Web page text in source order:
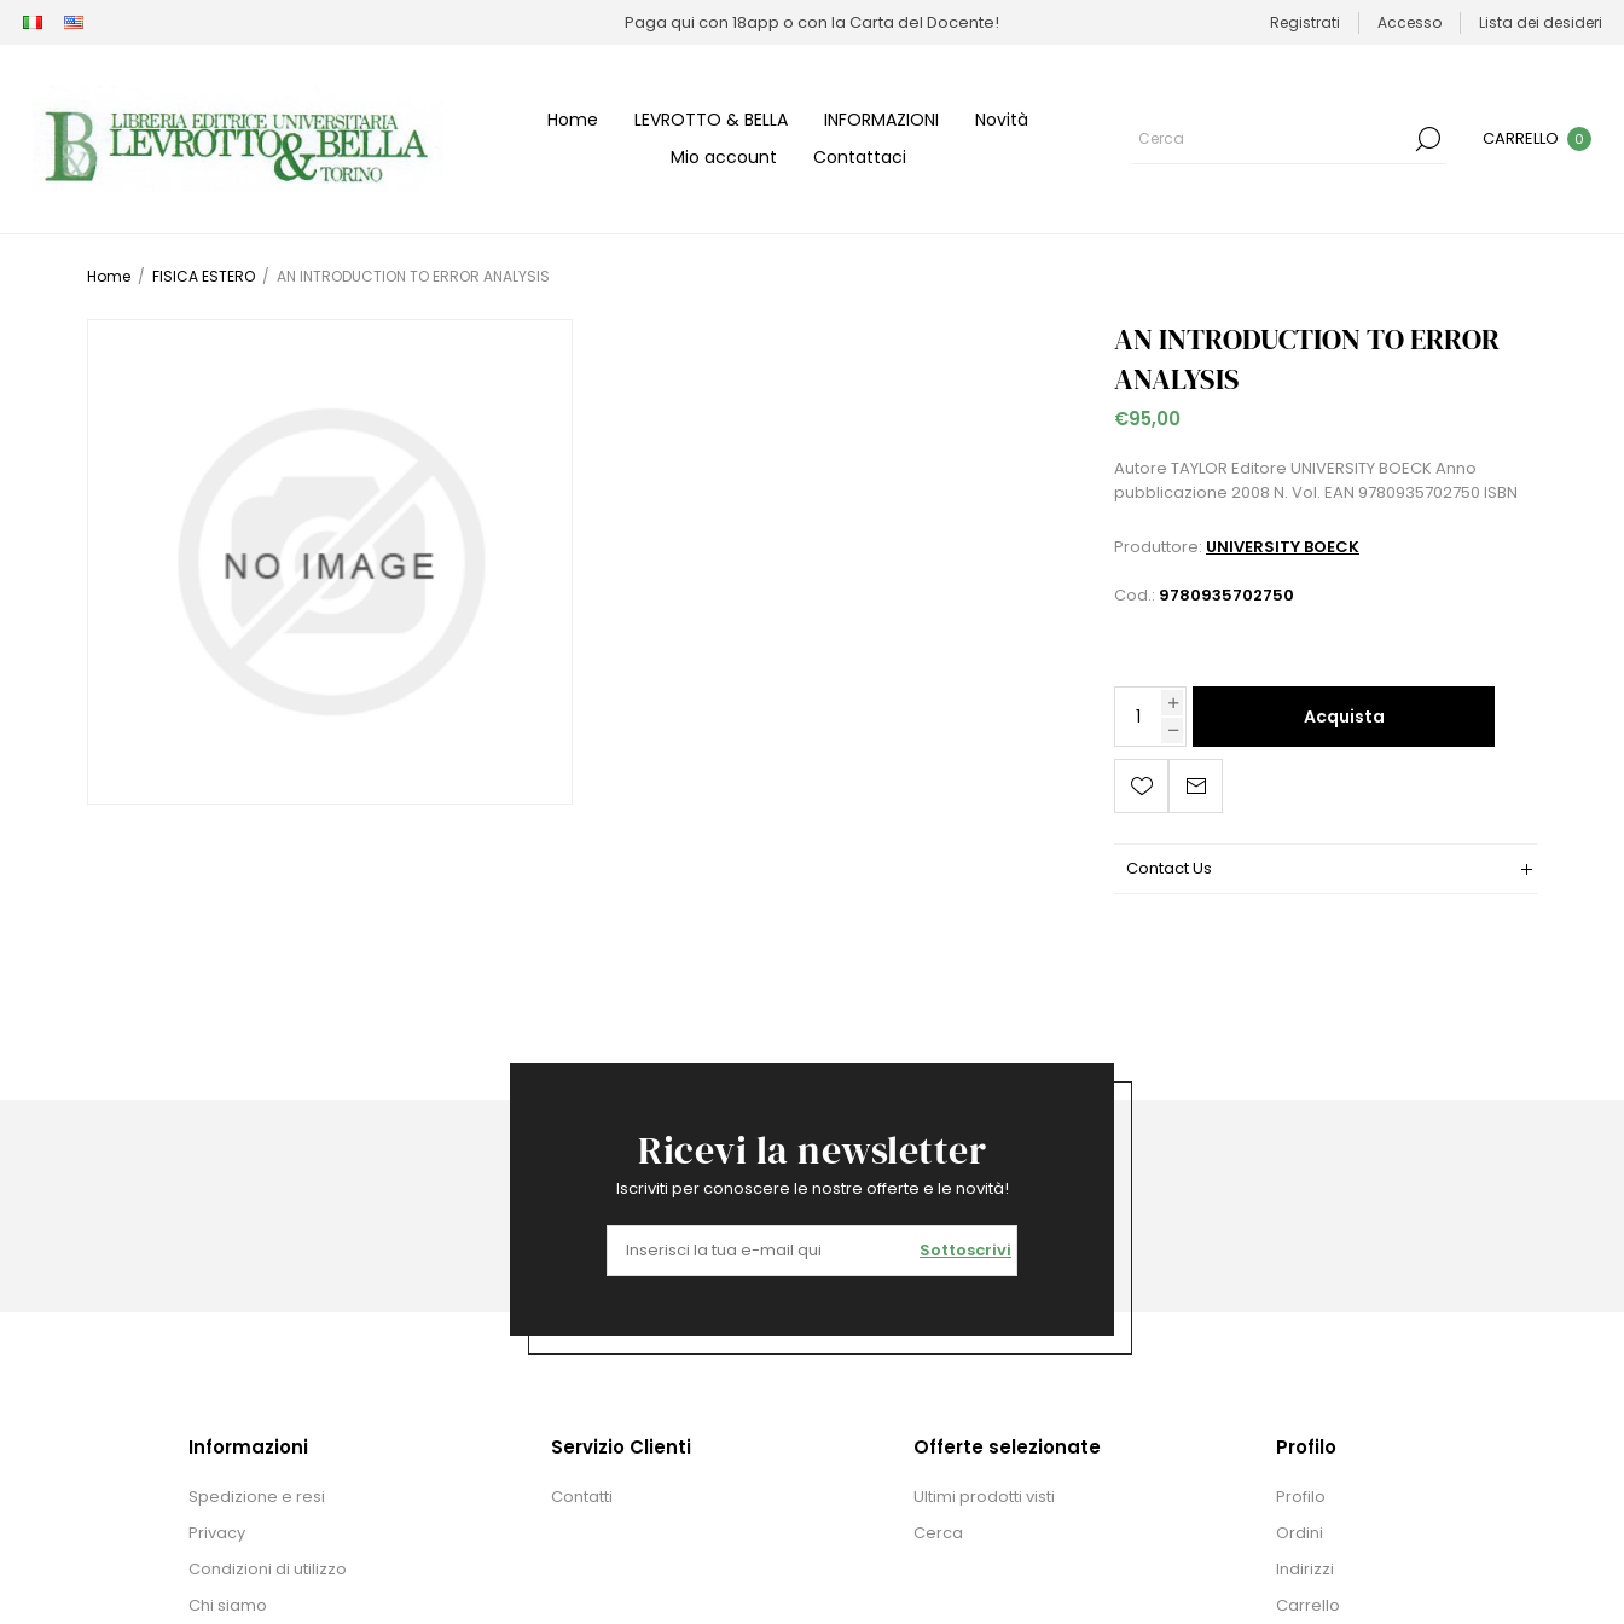
Paga qui con 18app o con la Carta del Docente! Registrati Accesso Lista dei desideri
Home LEVROTTO & BELLA INFORMAZIONI
Novità
Mio account
Contattaci
CARRELLO 0
Home / FISICA ESTERO / AN INTRODUCTION TO ERROR ANALYSIS
AN INTRODUCTION TO ERROR
ANALYSIS
€95,00
Autore TAYLOR Editore UNIVERSITY BOECK Anno
pubblicazione 2008 N. Vol. EAN 9780935702750 ISBN
Produttore: UNIVERSITY BOECK
Cod.: 9780935702750
Acquista
Contact Us
Ricevi la newsletter
Iscriviti per conoscere le nostre offerte e le novità!
Sottoscrivi
Informazioni
Spedizione e resi
Privacy
Condizioni di utilizzo
Chi siamo
Servizio Clienti
Contatti
Offerte selezionate
Ultimi prodotti visti
Cerca
Profilo
Profilo
Ordini
Indirizzi
Carrello